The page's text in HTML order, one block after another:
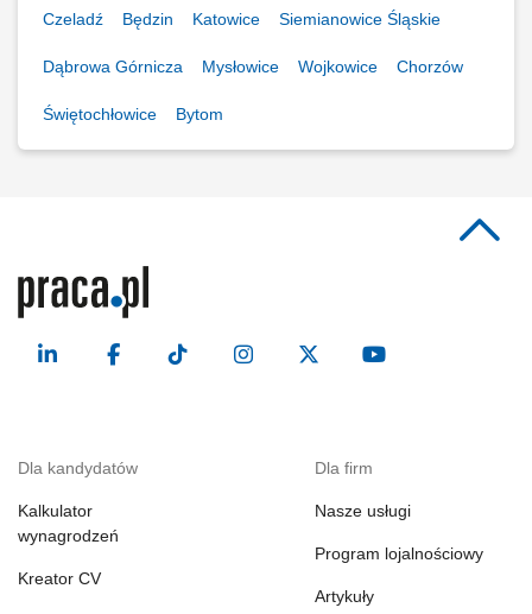
Czeladź Będzin Katowice Siemianowice Śląskie
Dąbrowa Górnicza Mysłowice Wojkowice Chorzów
Świętochłowice Bytom
Dla kandydatów
Kalkulator
wynagrodzeń
Kreator CV
Dla firm
Nasze usługi
Program lojalnościowy
Artykuły